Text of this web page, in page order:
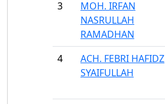
3
MOH. IRFAN
NASRULLAH
RAMADHAN
4
ACH. FEBRI HAFIDZ
SYAIFULLAH